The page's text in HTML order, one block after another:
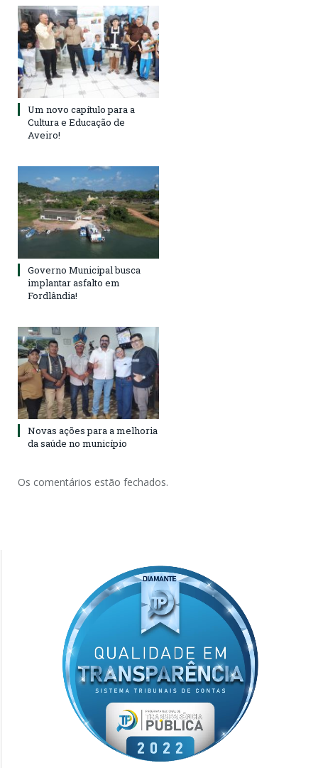
Um novo capítulo para a
Cultura e Educação de
Aveiro!
Governo Municipal busca
implantar asfalto em
Fordlândia!
Novas ações para a melhoria
da saúde no município
Os comentários estão fechados.